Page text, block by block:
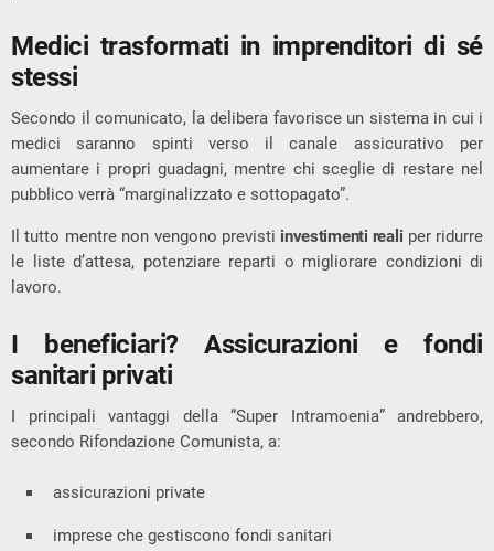
Medici trasformati in imprenditori di sé
stessi
Secondo il comunicato, la delibera favorisce un sistema in cui i
medici saranno spinti verso il canale assicurativo per
aumentare i propri guadagni, mentre chi sceglie di restare nel
pubblico verrà “marginalizzato e sottopagato”.
Il tutto mentre non vengono previsti investimenti reali per ridurre
le liste d’attesa, potenziare reparti o migliorare condizioni di
lavoro.
I beneficiari? Assicurazioni e fondi
sanitari privati
I principali vantaggi della “Super Intramoenia” andrebbero,
secondo Rifondazione Comunista, a:
assicurazioni private
imprese che gestiscono fondi sanitari